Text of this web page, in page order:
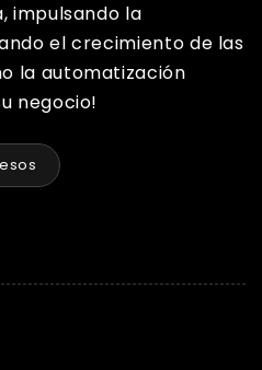
impulsando la
el crecimiento de las
la automatización
negocio!